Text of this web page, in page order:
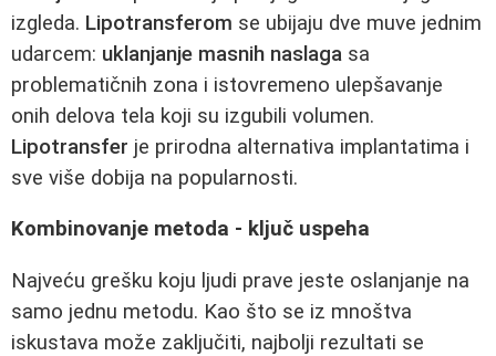
izgleda. Lipotransferom se ubijaju dve muve jednim
udarcem: uklanjanje masnih naslaga sa
problematičnih zona i istovremeno ulepšavanje
onih delova tela koji su izgubili volumen.
Lipotransfer je prirodna alternativa implantatima i
sve više dobija na popularnosti.
Kombinovanje metoda - ključ uspeha
Najveću grešku koju ljudi prave jeste oslanjanje na
samo jednu metodu. Kao što se iz mnoštva
iskustava može zaključiti, najbolji rezultati se